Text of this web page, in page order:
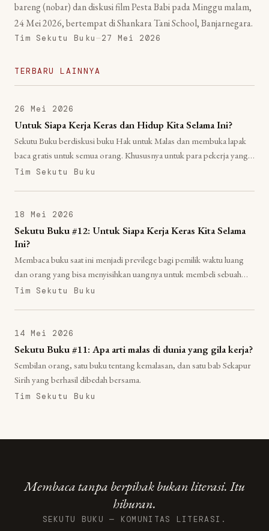
bareng (nobar) dan diskusi film Pesta Babi pada Minggu malam,
24 Mei 2026, bertempat di Shankara Tani School, Banjarnegara.
Tim Sekutu Buku—27 Mei 2026
TERBARU LAINNYA
26 Mei 2026
Untuk Siapa Kerja Keras dan Hidup Kita Selama Ini?
Sekutu Buku berdiskusi buku Hak untuk Malas dan membuka lapak
baca gratis untuk semua orang. Khususnya untuk para pekerja yang
tidak sempat membaca buku.
Tim Sekutu Buku
18 Mei 2026
Sekutu Buku #12: Untuk Siapa Kerja Keras Kita Selama
Ini?
Membaca buku saat ini menjadi previlege bagi pemilik waktu luang
dan orang yang bisa menyisihkan uangnya untuk membeli sebuah
buku.
Tim Sekutu Buku
14 Mei 2026
Sekutu Buku #11: Apa arti malas di dunia yang gila kerja?
Sembilan orang, satu buku tentang kemalasan, dan satu bab Sekapur
Sirih yang berhasil dibedah bersama.
Tim Sekutu Buku
Membaca tanpa berpihak bukan literasi. Itu
hiburan.
SEKUTU BUKU — KOMUNITAS LITERASI.